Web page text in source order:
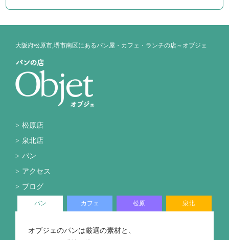
大阪府松原市,堺市南区にあるパン屋・カフェ・ランチの店～オブジェ
松原店
泉北店
パン
アクセス
ブログ
パン カフェ 松原 泉北
オブジェのパンは厳選の素材と、